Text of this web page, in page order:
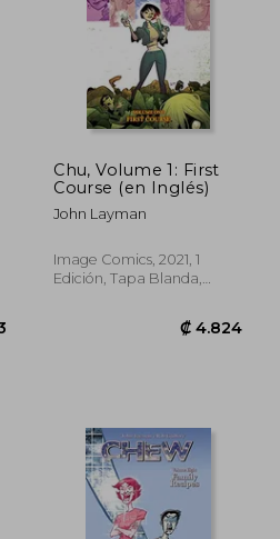
Chu, Volume 1: First
Course (en Inglés)
John Layman
Image Comics, 2021, 1
Edición, Tapa Blanda,